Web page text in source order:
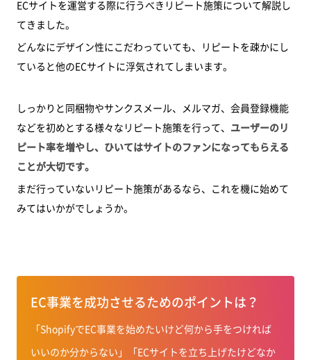
ECサイトを運営する際に行うべきリピート施策について解説し
てきました。
どんなにデザイン性にこだわっていても、リピートを疎かにし
ていると他のECサイトに浮気されてしまいます。
しっかりと同梱物やサンクスメール、メルマガ、会員登録機能
などを初めとする様々なリピート施策を行って、 ユーザーのリ
ピート率を増やし、ひいてはサイトのファンになってもらえる
ことが大切です。
まだ行っていないリピート施策があるなら、これを機に始めて
みてはいかがでしょうか。
EC事業を成功させるためのポイントは？
「ShopifyでEC事業を始めたいけど何から手をつければ
いいのか分からない」「ECサイトを立ち上げたけどなか